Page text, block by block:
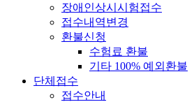
장애인상시시험접수
접수내역변경
환불신청
수험료 환불
기타 100% 예외환불
단체접수
접수안내